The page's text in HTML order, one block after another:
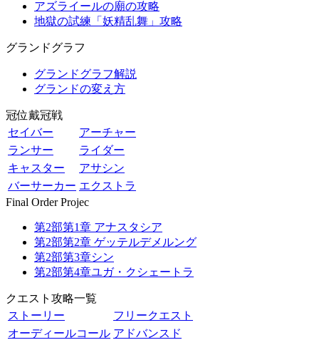
アズライールの廟の攻略
地獄の試練「妖精乱舞」攻略
グランドグラフ
グランドグラフ解説
グランドの変え方
冠位戴冠戦
セイバー
アーチャー
ランサー
ライダー
キャスター
アサシン
バーサーカー エクストラ
Final Order Projec
第2部第1章 アナスタシア
第2部第2章 ゲッテルデメルング
第2部第3章シン
第2部第4章ユガ・クシェートラ
クエスト攻略一覧
ストーリー
フリークエスト
オーディールコール アドバンスド